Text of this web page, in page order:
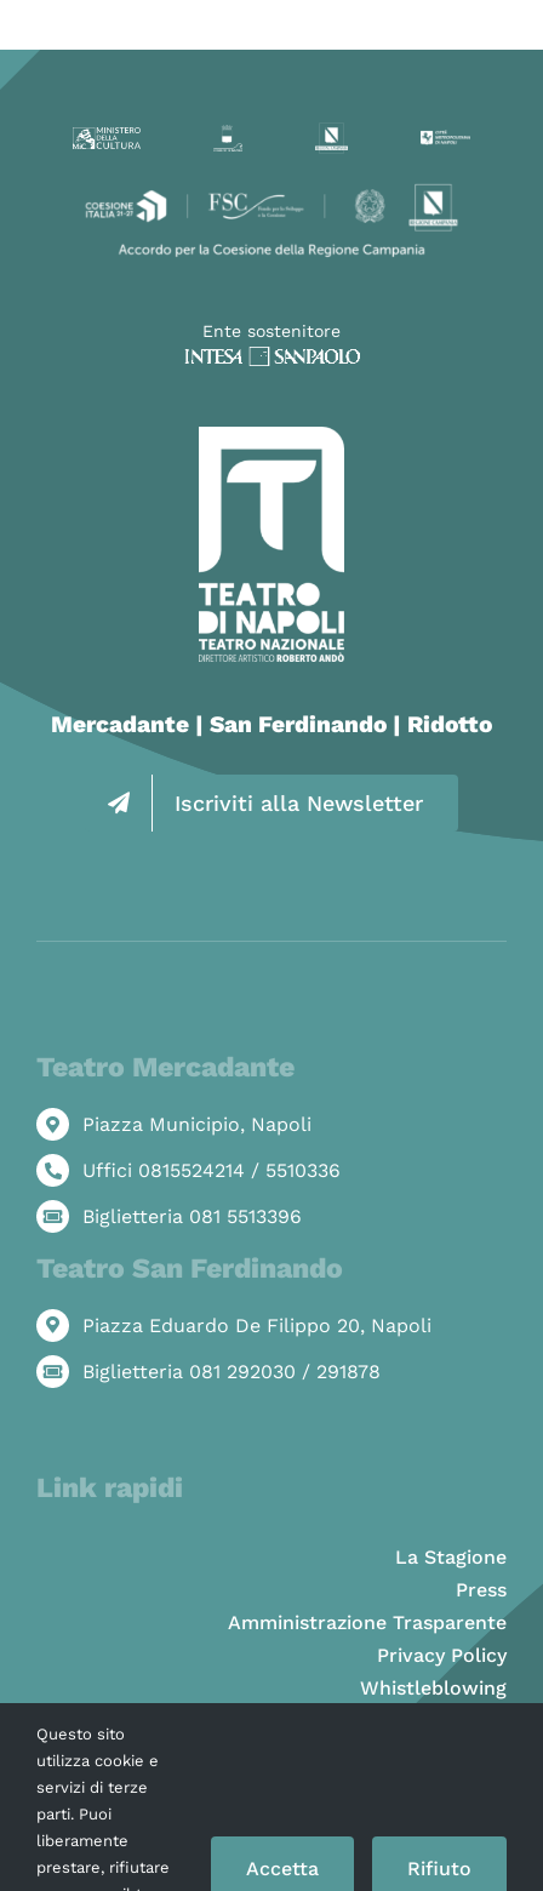
Ente sostenitore
Mercadante | San Ferdinando | Ridotto
Iscriviti alla Newsletter
Teatro Mercadante
Piazza Municipio, Napoli
Uffici 0815524214 / 5510336
Biglietteria 081 5513396
Teatro San Ferdinando
Piazza Eduardo De Filippo 20, Napoli
Biglietteria 081 292030 / 291878
Link rapidi
La Stagione
Press
Amministrazione Trasparente
Privacy Policy
Whistleblowing
Questo sito
utilizza cookie e
servizi di terze
parti. Puoi
liberamente
prestare, rifiutare
Accetta Rifiuto